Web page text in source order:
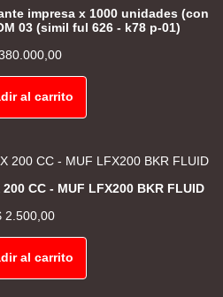
impresa x 1000 unidades (con
03 (simil ful 626 - k78 p-01)
al carrito
200 CC - MUF LFX200 BKR FLUID
2.500,00
al carrito